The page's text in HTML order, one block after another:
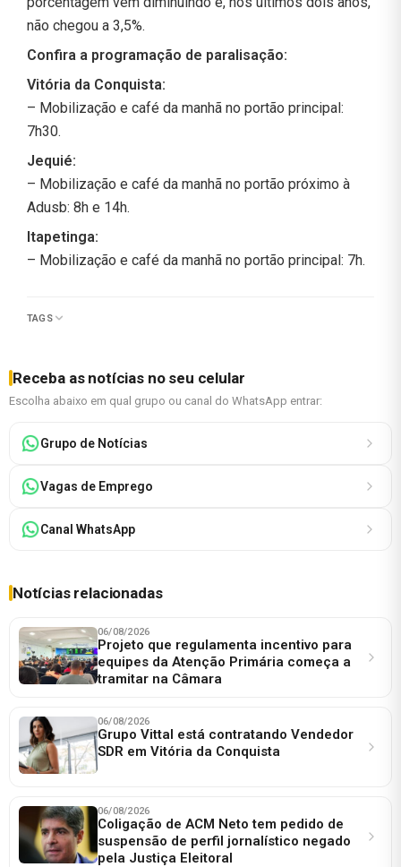
não chegou a 3,5%.
Confira a programação de paralisação:
Vitória da Conquista:
– Mobilização e café da manhã no portão principal:
7h30.
Jequié:
– Mobilização e café da manhã no portão próximo à
Adusb: 8h e 14h.
Itapetinga:
– Mobilização e café da manhã no portão principal: 7h.
TAGS
Receba as notícias no seu celular
Escolha abaixo em qual grupo ou canal do WhatsApp entrar:
Grupo de Notícias
Vagas de Emprego
Canal WhatsApp
Notícias relacionadas
06/08/2026
Projeto que regulamenta incentivo para
equipes da Atenção Primária começa a
tramitar na Câmara
06/08/2026
Grupo Vittal está contratando Vendedor
SDR em Vitória da Conquista
06/08/2026
Coligação de ACM Neto tem pedido de
suspensão de perfil jornalístico negado
pela Justiça Eleitoral